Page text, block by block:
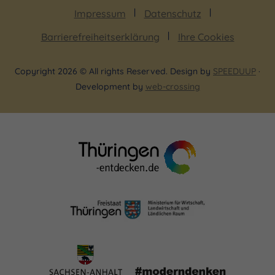
Weintor im Kurpark von Bad Sulza.
Am dritten August-Wochenende wird jährlich das
der Weinlese. Ein Höhepunkt der Feierlichkeiten ist
ein Jahr lang als Botschafterin des Weines der
Region, weit über die Landesgrenzen hinaus,
Der Weinwanderweg durch die Stadt und die
Impressum
Datenschutz
Barrierefreiheitserklärung
Ihre Cookies
Copyright 2026 © All rights Reserved. Design by SPEEDUUP ·
Development by web-crossing